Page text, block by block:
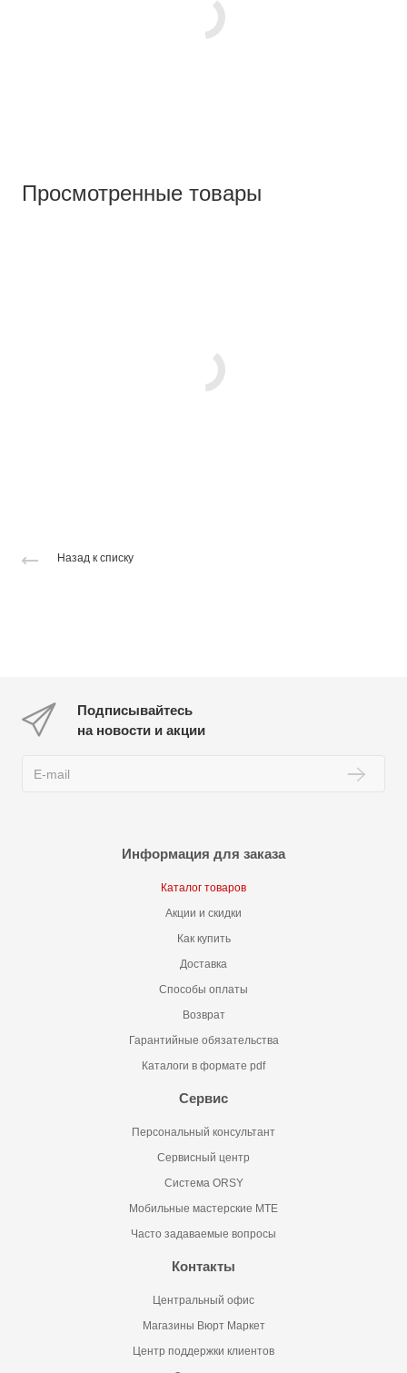
Просмотренные товары
Назад к списку
Подписывайтесь
на новости и акции
Информация для заказа
Каталог товаров
Акции и скидки
Как купить
Доставка
Способы оплаты
Возврат
Гарантийные обязательства
Каталоги в формате pdf
Сервис
Персональный консультант
Сервисный центр
Система ORSY
Мобильные мастерские MTE
Часто задаваемые вопросы
Контакты
Центральный офис
Магазины Вюрт Маркет
Центр поддержки клиентов